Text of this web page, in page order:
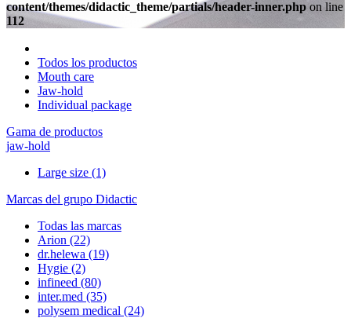
content/themes/didactic_theme/partials/header-inner.php on line
112
Todos los productos
Mouth care
Jaw-hold
Individual package
Gama de productos
jaw-hold
Large size (1)
Marcas del grupo Didactic
Todas las marcas
Arion (22)
dr.helewa (19)
Hygie (2)
infineed (80)
inter.med (35)
polysem medical (24)